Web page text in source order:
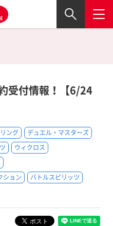
受付情報！【6/24
ング
デュエル・マスターズ
ウィクロス
ション
バトルスピリッツ